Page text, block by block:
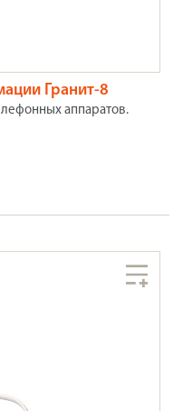
Гранит-8
аппаратов.